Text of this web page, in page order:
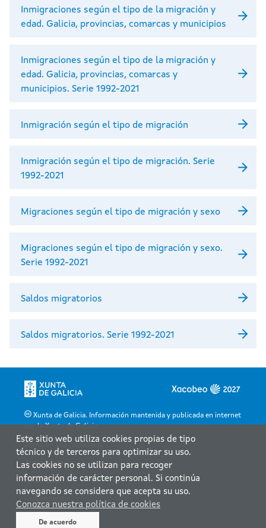
Inmigraciones según el tipo de la migración y
edad. Galicia, provincias, comarcas y municipios
Inmigraciones según el tipo de la migración y
edad. Galicia, provincias, comarcas y
municipios. Serie 1992-2021
Inmigración según el tipo de migración
Inmigración según el tipo de migración. Serie
1992-2021
Migraciones según el tipo de migración y sexo
Migraciones según el tipo de migración y sexo.
Serie 1992-2021
Saldos migratorios
Saldos migratorios. Serie 1992-2021
Xunta de Galicia. Información mantenida y publicada en internet
por la Xunta de Galicia
Accesibilidad
Aviso legal
Le atendemos
Este sitio web utiliza cookies propias de tipo
técnico y de terceros para optimizar su uso.
Las cookies no se utilizan para recoger
información de carácter personal. Si continúa
navegando se considera que acepta su uso.
Conozca nuestra política de cookies
De acuerdo